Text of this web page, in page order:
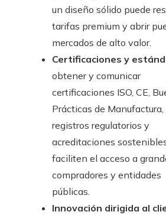
un diseño sólido puede
tarifas premium y abrir
mercados de alto valor.
Certificaciones y
obtener y comunicar
certificaciones ISO, CE,
Prácticas de Manufactura,
registros regulatorios y
acreditaciones
faciliten el acceso a
compradores y entidades
públicas.
Innovación dirigida al